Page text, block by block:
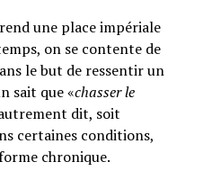
une place impériale
on se contente de
le but de ressentir un
sait que «chasser le
dit, soit
certaines conditions,
chronique.